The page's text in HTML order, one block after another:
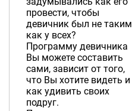
провести, чтобы
девичник был не таким
как у всех?
Программу девичника
Вы можете составить
сами, зависит от того,
что Вы хотите видеть и
как удивить своих
подруг.